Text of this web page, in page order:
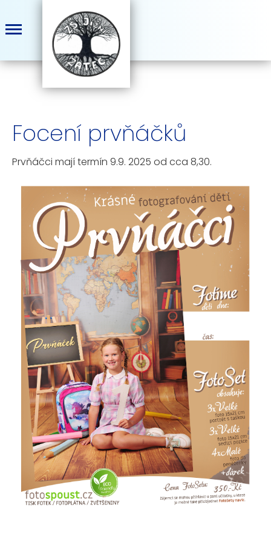
Focení prvňáčků
Prvňáčci mají termín 9.9. 2025 od cca 8,30.